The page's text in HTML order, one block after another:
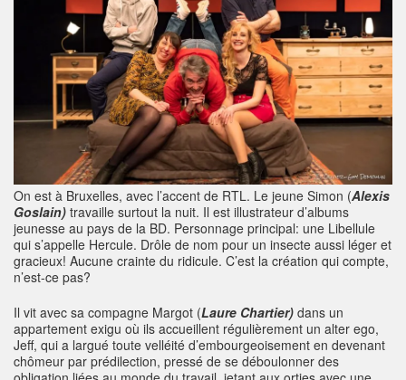
On est à Bruxelles, avec l’accent de RTL. Le jeune Simon (Alexis
Goslain) travaille surtout la nuit. Il est illustrateur d’albums
jeunesse au pays de la BD. Personnage principal: une Libellule
qui s’appelle Hercule. Drôle de nom pour un insecte aussi léger et
gracieux! Aucune crainte du ridicule. C’est la création qui compte,
n’est-ce pas?
Il vit avec sa compagne Margot (Laure Chartier) dans un
appartement exigu où ils accueillent régulièrement un alter ego,
Jeff, qui a largué toute velléité d’embourgeoisement en devenant
chômeur par prédilection, pressé de se déboulonner des